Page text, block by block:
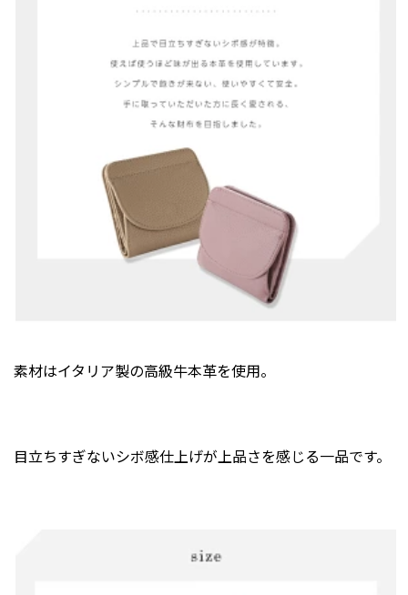
素材はイタリア製の高級牛本革を使用。
目立ちすぎないシボ感仕上げが上品さを感じる一品です。